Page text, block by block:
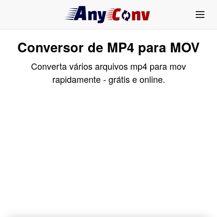
Conversor de MP4 para MOV
Converta vários arquivos mp4 para mov
rapidamente - grátis e online.